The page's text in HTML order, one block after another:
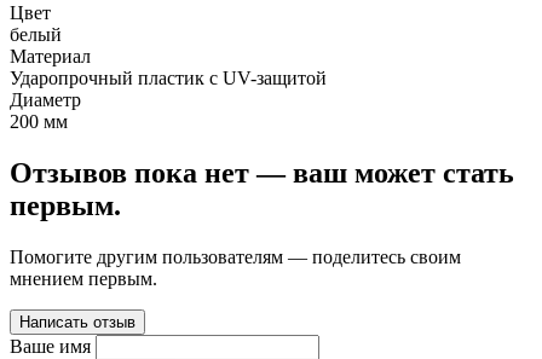
Цвет
белый
Материал
Ударопрочный пластик с UV-защитой
Диаметр
200 мм
Отзывов пока нет — ваш может стать
первым.
Помогите другим пользователям — поделитесь своим
мнением первым.
Написать отзыв
Ваше имя